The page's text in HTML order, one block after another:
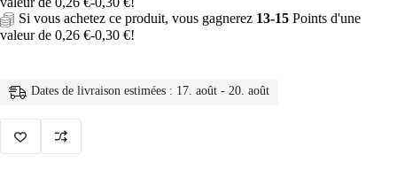
Ultra
lumineuse
perles
torche
étanche
Si vous achetez ce produit, vous gagnerez 13-15 Points d'une
valeur de 0,26 €-0,30 €!
Dates de livraison estimées : 17. août - 20. août